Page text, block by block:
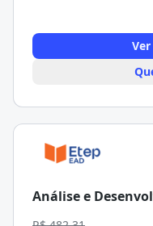
Análise e